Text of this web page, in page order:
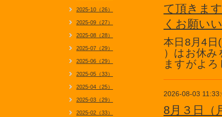
て頂きま
くお願い
本日8月4日
）はお休
ますがよ
2026-08-03
8月３日（
2025-10（26）
2025-09（27）
2025-08（28）
2025-07（29）
2025-06（29）
2025-05（33）
2025-04（25）
2025-03（29）
2025-02（33）